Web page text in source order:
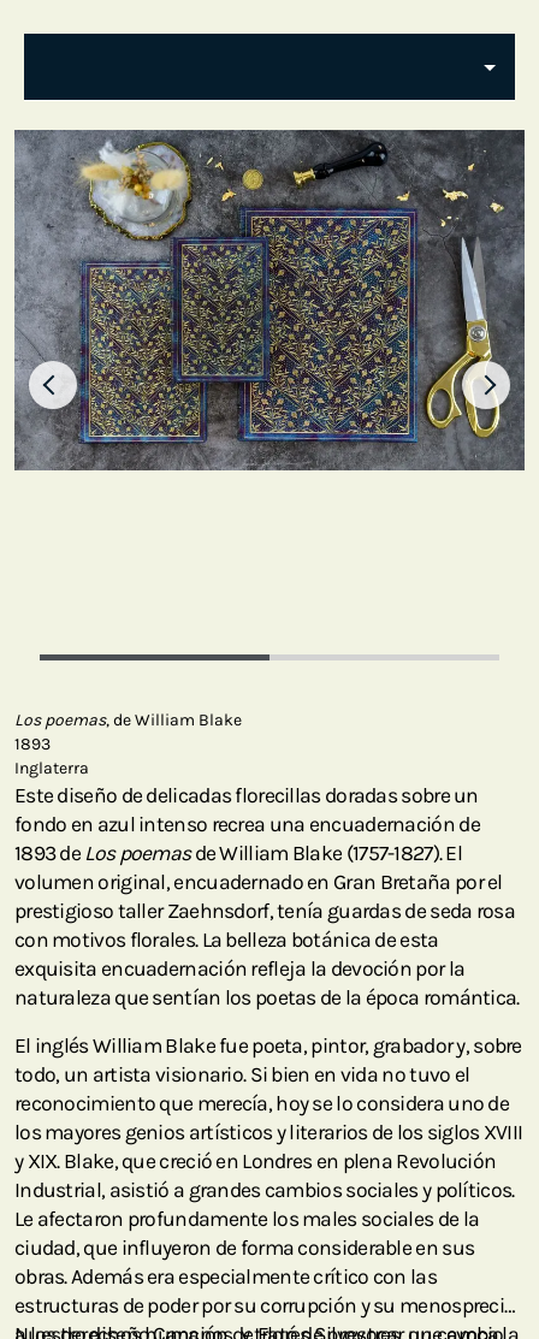
Los poemas, de William Blake
1893
Inglaterra
Este diseño de delicadas florecillas doradas sobre un
fondo en azul intenso recrea una encuadernación de
1893 de Los poemasde William Blake (1757-1827). El
volumen original, encuadernado en Gran Bretaña por el
prestigioso taller Zaehnsdorf, tenía guardas de seda rosa
con motivos florales. La belleza botánica de esta
exquisita encuadernación refleja la devoción por la
naturaleza que sentían los poetas de la época romántica.
El inglés William Blake fue poeta, pintor, grabador y, sobre
todo, un artista visionario. Si bien en vida no tuvo el
reconocimiento que merecía, hoy se lo considera uno de
los mayores genios artísticos y literarios de los siglos XVIII
y XIX. Blake, que creció en Londres en plena Revolución
Industrial, asistió a grandes cambios sociales y políticos.
Le afectaron profundamente los males sociales de la
ciudad, que influyeron de forma considerable en sus
obras. Además era especialmente crítico con las
estructuras de poder por su corrupción y su menosprecio